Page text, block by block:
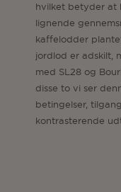
hvilket betyder at
lignende
kaffelodder
jordlod er adskilt,
med SL28 og
disse to vi ser
betingelser,
kontrasterende